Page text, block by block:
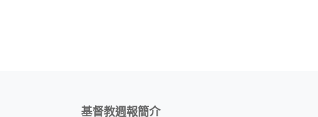
基督教週報簡介